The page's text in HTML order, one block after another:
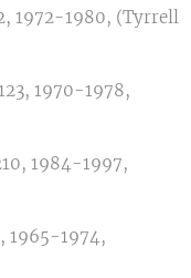
1972-1980, (Tyrrell
1970-1978,
1984-1997,
1965-1974,